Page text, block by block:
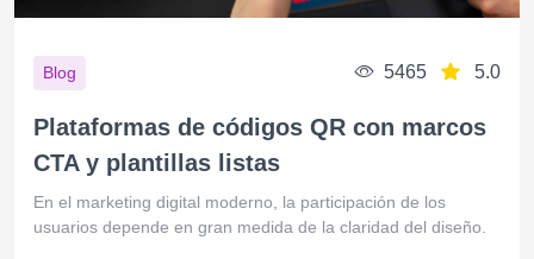
Blog 5465 5.0
Plataformas de códigos QR con marcos
CTA y plantillas listas
En el marketing digital moderno, la participación de los
usuarios depende en gran medida de la claridad del diseño.